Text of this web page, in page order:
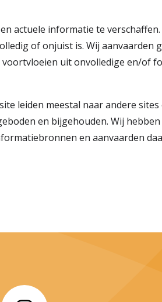
actuele informatie te
of onjuist is. Wij aanvaarden
uit onvolledige en/of
leiden meestal naar andere
en bijgehouden. Wij
en aanvaarden